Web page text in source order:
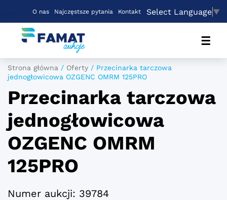
O nas Najczęstsze pytania Kontakt Select Language▼
☰
Strona główna / Oferty / Przecinarka tarczowa
jednogłowicowa OZGENC OMRM 125PRO
Przecinarka tarczowa
jednogłowicowa
OZGENC OMRM
125PRO
Numer aukcji: 39784